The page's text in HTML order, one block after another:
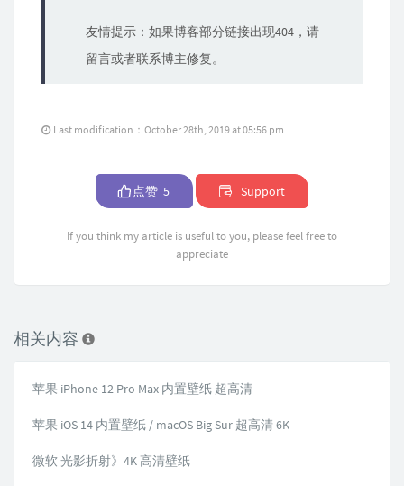
友情提示：如果博客部分链接出现404，请
留言或者联系博主修复。
Last modification：October 28th, 2019 at 05:56 pm
点赞 5 Support
If you think my article is useful to you, please feel free to
appreciate
相关内容
苹果 iPhone 12 Pro Max 内置壁纸 超高清
苹果 iOS 14 内置壁纸 / macOS Big Sur 超高清 6K
微软 光影折射》4K 高清壁纸